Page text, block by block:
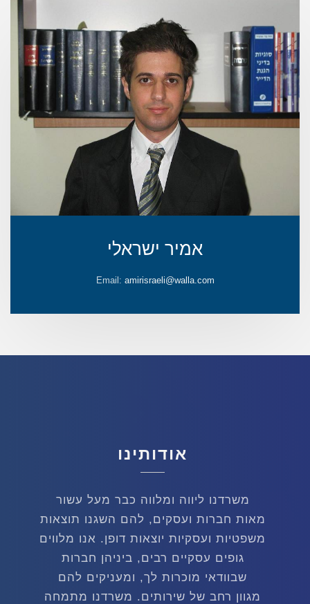
אמיר ישראלי
Email: amirisraeli@walla.com
אודותינו
משרדנו ליווה ומלווה כבר מעל עשור
מאות חברות ועסקים, להם השגנו תוצאות
משפטיות ועסקיות יוצאות דופן. אנו מלווים
גופים עסקיים רבים, ביניהן חברות
שבוודאי מוכרות לך, ומעניקים להם
מגוון רחב של שירותים. משרדנו מתמחה